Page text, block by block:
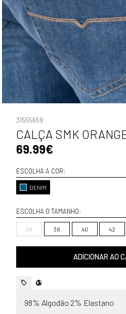
31555659
CALÇA SMK
69.99€
ESCOLHA A COR:
DENIM
ESCOLHA O TAMANHO:
36 38 40 42
ADICIONAR AO
98% Algodão 2% Elastano